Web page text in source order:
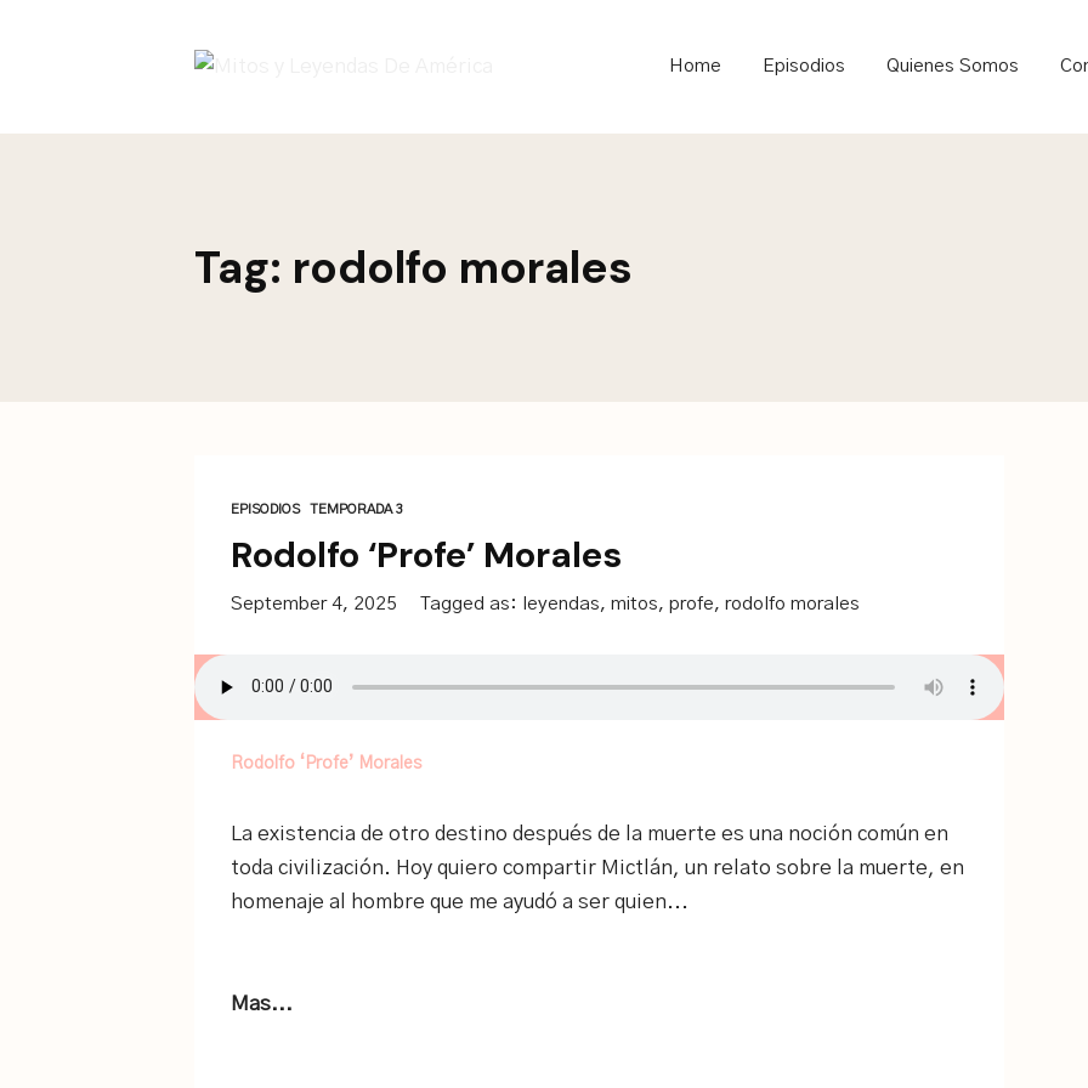
Home Episodios Quienes Somos
Tag: rodolfo morales
EPISODIOS TEMPORADA 3
Rodolfo ‘Profe’ Morales
September 4, 2025 Tagged as: leyendas, mitos, profe, rodolfo morales
Rodolfo ‘Profe’ Morales
La existencia de otro destino después de la muerte es una noción común en
toda civilización. Hoy quiero compartir Mictlán, un relato sobre la muerte, en
homenaje al hombre que me ayudó a ser quien...
Mas...